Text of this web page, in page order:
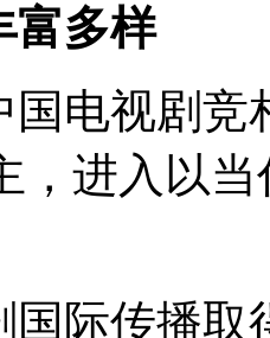
富多样
国电视剧竞
，进入以
国际传播取